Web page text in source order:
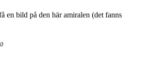
en bild på den här amiralen (det fanns